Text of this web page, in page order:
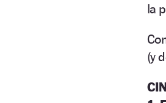
la
(y